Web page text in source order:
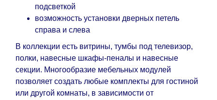
подсветкой
возможность установки дверных петель
справа и слева
В коллекции есть витрины, тумбы под телевизор,
полки, навесные шкафы-пеналы и навесные
секции. Многообразие мебельных модулей
позволяет создать любые комплекты для гостиной
или другой комнаты, в зависимости от